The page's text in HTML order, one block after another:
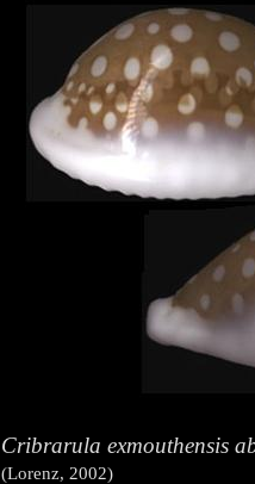
Cribrarula exmouthensis
(Lorenz, 2002)